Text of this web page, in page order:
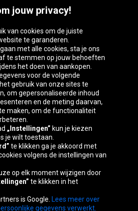
Česká
republika
Deutschland Éire
France Italia Magyarország
republika
Kingdom
jouw privacy!
van cookies om de juiste
te garanderen.
met alle cookies, sta je ons
te stemmen op jouw behoeften
het doen van aankopen.
voor de volgende
gebruik van onze sites te
om gepersonaliseerde inhoud
en de meting daarvan,
maken, om de functionaliteit
„Instellingen” kun je kiezen
je wilt toestaan.
te klikken ga je akkoord met
volgens de instellingen van
op elk moment wijzigen door
te klikken in het
is Google. Lees meer over
gegevens verwerkt.